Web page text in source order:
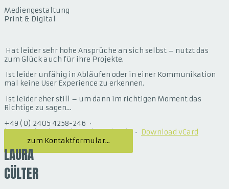
Mediengestaltung
Print & Digital
Hat leider sehr hohe Ansprüche an sich selbst – nutzt das
zum Glück auch für ihre Projekte.
Ist leider unfähig in Abläufen oder in einer Kommunikation
mal keine User Experience zu erkennen.
Ist leider eher still – um dann im richtigen Moment das
Richtige zu sagen…
+49 (0) 2405 4258-246 ·
lena.wiskirchen@designkomplex.de ·
Download vCard
zum Kontaktformular...
LAURA
CÜLTER